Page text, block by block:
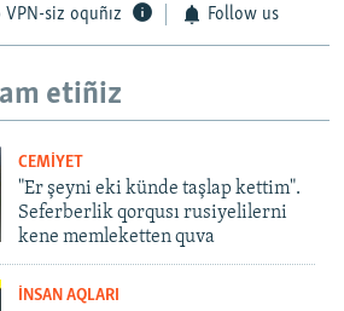
VPN-siz oquñız Follow us
etiñiz
CEMİYET
"Er şeyni eki künde taşlap kettim".
Seferberlik qorqusı rusiyelilerni
kene memleketten quva
İNSAN AQLARI